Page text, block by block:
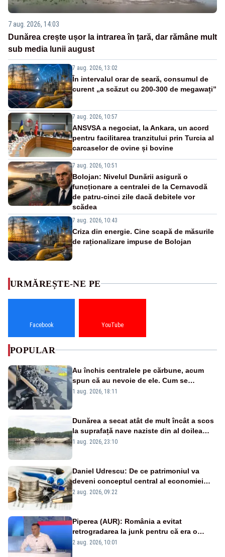
7 aug. 2026, 14:03
Dunărea crește ușor la intrarea în țară, dar rămâne mult
sub media lunii august
7 aug. 2026, 13:02
În intervalul orar de seară, consumul de
curent „a scăzut cu 200-300 de megawați”
7 aug. 2026, 10:57
ANSVSA a negociat, la Ankara, un acord
pentru facilitarea tranzitului prin Turcia al
carcaselor de ovine și bovine
7 aug. 2026, 10:51
Bolojan: Nivelul Dunării asigură o
funcționare a centralei de la Cernavodă
de patru-cinci zile dacă debitele vor
scădea
7 aug. 2026, 10:43
Criza din energie. Cine scapă de măsurile
de raționalizare impuse de Bolojan
URMĂREȘTE-NE PE
Facebook YouTube
POPULAR
Au închis centralele pe cărbune, acum
spun că au nevoie de ele. Cum se
pasează vina în plină criză energetică
1 aug. 2026, 18:11
Dunărea a secat atât de mult încât a scos
la suprafață nave naziste din al doilea
război mondial
1 aug. 2026, 23:10
Daniel Udrescu: De ce patrimoniul va
deveni conceptul central al economiei
viitoare?
2 aug. 2026, 09:22
Piperea (AUR): România a evitat
retrogradarea la junk pentru că era o
catastrofă pentru bănci și fondurile de
2 aug. 2026, 10:01